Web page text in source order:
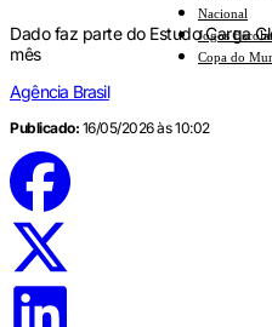
Nacional
Jogos
Copa do
Dado faz parte do Estudo Carga
mês
Agência Brasil
Publicado: 16/05/2026 às 10:02